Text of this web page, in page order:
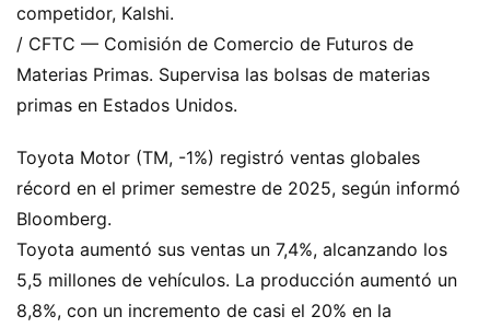
competidor, Kalshi.
/ CFTC — Comisión de Comercio de Futuros de
Materias Primas. Supervisa las bolsas de materias
primas en Estados Unidos.
Toyota Motor (TM, -1%) registró ventas globales
récord en el primer semestre de 2025, según informó
Bloomberg.
Toyota aumentó sus ventas un 7,4%, alcanzando los
5,5 millones de vehículos. La producción aumentó un
8,8%, con un incremento de casi el 20% en la